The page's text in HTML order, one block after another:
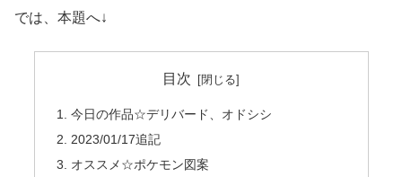
では、本題へ↓
目次
今日の作品☆デリバード、オドシシ
2023/01/17追記
オススメ☆ポケモン図案